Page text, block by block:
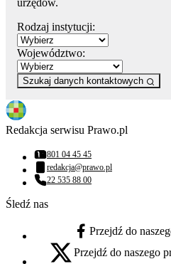
urzędów.
Rodzaj instytucji:
Województwo:
Szukaj danych kontaktowych
Redakcja serwisu Prawo.pl
Numer telefonu:
801 04 45 45
Adres email:
redakcja@prawo.pl
Numer telefonu:
22 535 88 00
Śledź nas
facebook - otwiera się w
Przejdź do
x - otwiera się w nowej karcie
Przejdź do naszego